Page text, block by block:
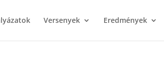
Versenyek Eredmények